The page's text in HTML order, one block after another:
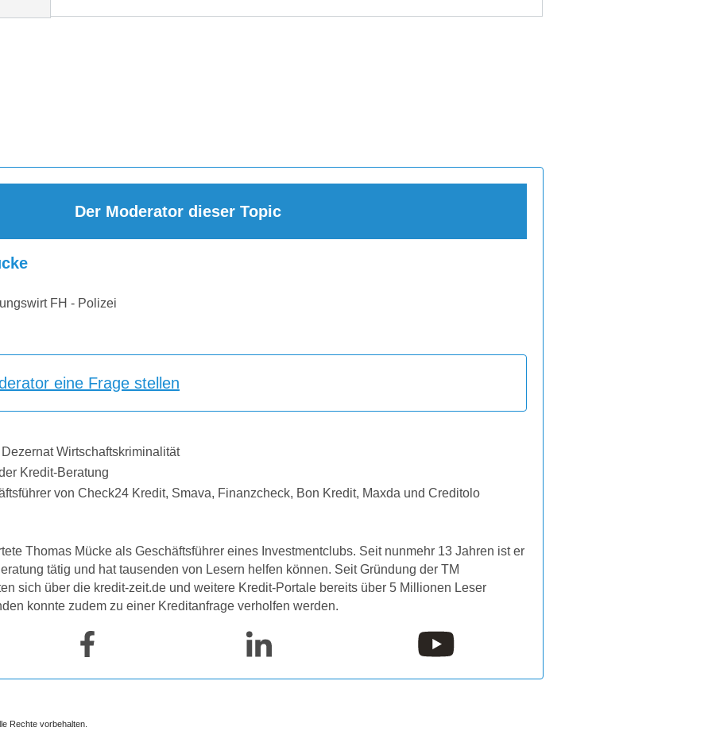
Der Moderator dieser Topic
FH - Polizei
eine Frage stellen
Wirtschaftskriminalität
Kredit-Beratung
von Check24 Kredit, Smava, Finanzcheck, Bon Kredit, Maxda und Creditolo
Thomas Mücke als Geschäftsführer eines Investmentclubs. Seit nunmehr 13 Jahren ist er
tätig und hat tausenden von Lesern helfen können. Seit Gründung der TM
sich über die kredit-zeit.de und weitere Kredit-Portale bereits über 5 Millionen Leser
konnte zudem zu einer Kreditanfrage verholfen werden.
Rechte vorbehalten.